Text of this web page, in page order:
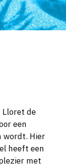
Lloret de
een
wordt. Hier
heeft een
met